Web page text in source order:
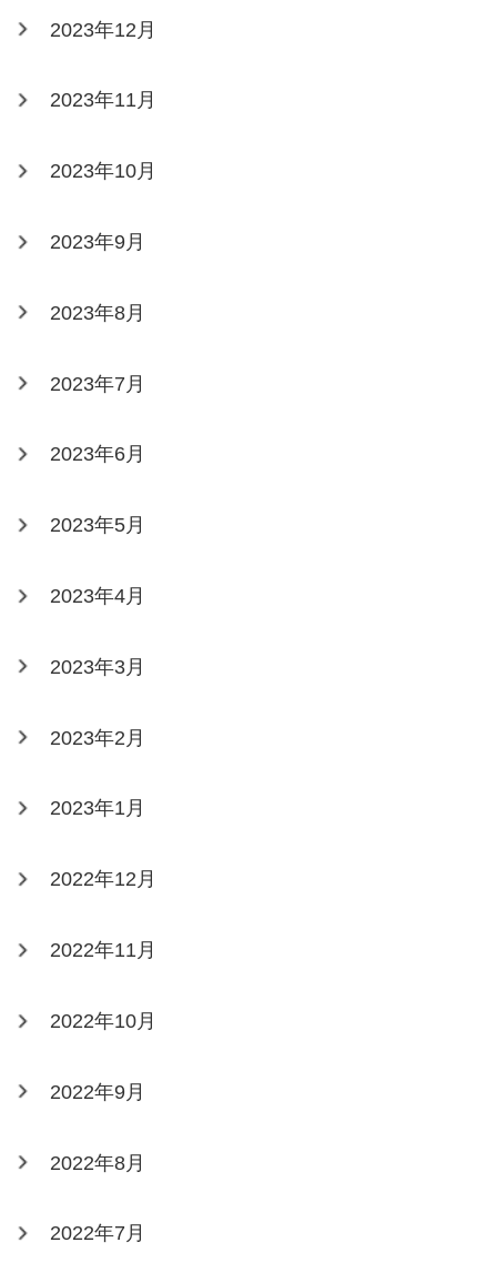
2023年12月
2023年11月
2023年10月
2023年9月
2023年8月
2023年7月
2023年6月
2023年5月
2023年4月
2023年3月
2023年2月
2023年1月
2022年12月
2022年11月
2022年10月
2022年9月
2022年8月
2022年7月